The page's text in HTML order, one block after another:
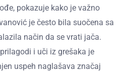
pokazuje kako je važno
je često bila suočena sa
način da se vrati jača.
i uči iz grešaka je
uspeh naglašava značaj